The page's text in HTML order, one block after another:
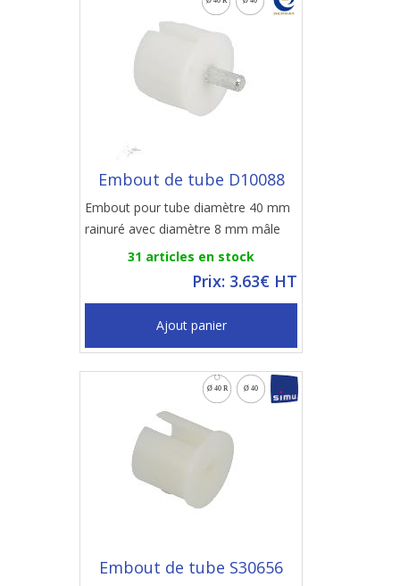
Embout de tube D10088
Embout pour tube diamètre 40 mm
rainuré avec diamètre 8 mm mâle
31 articles en stock
Prix: 3.63€ HT
Ajout panier
Embout de tube S30656